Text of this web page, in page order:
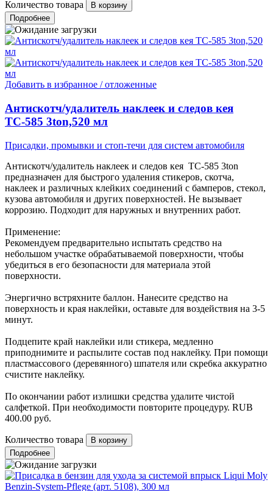
Количество товара
Подробнее
Добавить в избранное / отложенные
Антискотч/удалитель наклеек и следов кея
ТС-585 3ton,520 мл
Присадки, промывки и стоп-течи для систем автомобиля
Антискотч/удалитель наклеек и следов кея ТС-585 3ton
предназначен для быстрого удаления стикеров, скотча,
наклеек и различных клейких соединений с бамперов, стекол,
кузова автомобиля и других поверхностей. Не вызывает
коррозию. Подходит для наружных и внутренних работ.
Применение:
Рекомендуем предварительно испытать средство на
небольшом участке обрабатываемой поверхности, чтобы
убедиться в его безопасности для материала этой
поверхности.
Энергично встряхните баллон. Нанесите средство на
поверхность и края наклейки, оставьте для воздействия на 3-5
минут.
Подцепите край наклейки или стикера, медленно
приподнимите и распылите состав под наклейку. При помощи
пластмассового (деревянного) шпателя или скребка аккуратно
счистите наклейку.
По окончании работ излишки средства удалите чистой
салфеткой. При необходимости повторите процедуру. RUB
400.00 руб.
Количество товара
Подробнее